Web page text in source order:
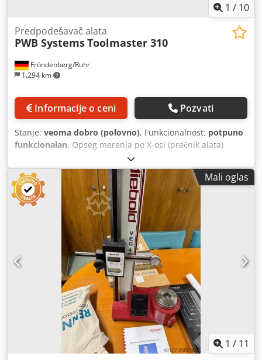
1 / 10
Fröndenberg/Ruhr
1.294 km
Predpodešavač alata
PWB SystemsToolmaster 310
Informacije o ceni Pozvati
Stanje: veoma dobro (polovno), Funkcionalnost: potpuno
funkcionalan, Opseg merenja po X-osi (prečnik alata)
približno 250 mm Opseg merenja po Z-osi (dužina alata)
približno 400 mm Maksimalna težina alata 10 kg Držač
alata/osnovni držač SK 50 Adapter za alat SK50 na SK40
Prikaz merenih vrednosti sa uputstvom za
upotrebu/priručnicima Uređaj za prethodno podešavanje
alata, dobro održavan i u odličnom stanju. Dcjdozrtzcopfx
Mali oglas
1 / 11